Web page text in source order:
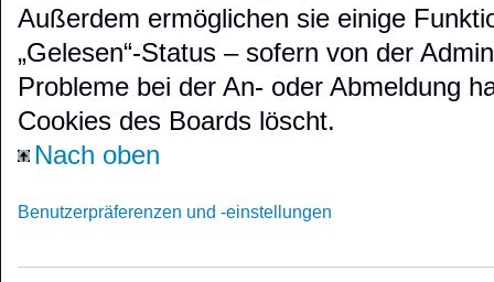
Außerdem ermöglichen sie einige
„Gelesen“-Status – sofern von der
Probleme bei der An- oder Abmeldung
Cookies des Boards löscht.
Nach oben
Benutzerpräferenzen und -einstellungen